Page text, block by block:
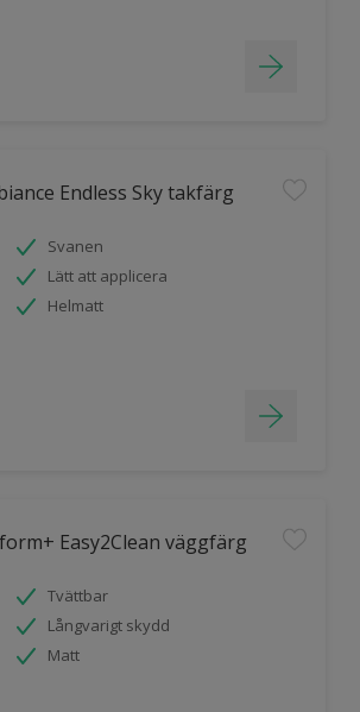
Endless Sky takfärg
Svanen
Lätt att applicera
Helmatt
Easy2Clean väggfärg
Tvättbar
Långvarigt skydd
Matt